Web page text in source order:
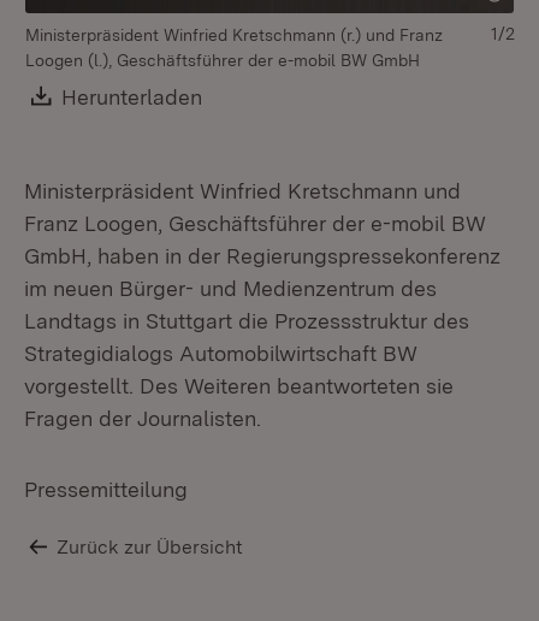
Ministerpräsident Winfried Kretschmann (r.) und Franz
Loogen (l.), Geschäftsführer der e-mobil BW GmbH
Download:
Herunterladen
1/2
Ministerpräsident Winfried Kretschmann und
Franz Loogen, Geschäftsführer der e-mobil BW
GmbH, haben in der Regierungspressekonferenz
im neuen Bürger- und Medienzentrum des
Landtags in Stuttgart die Prozessstruktur des
Strategidialogs Automobilwirtschaft BW
vorgestellt. Des Weiteren beantworteten sie
Fragen der Journalisten.
Pressemitteilung
Zurück zur Übersicht